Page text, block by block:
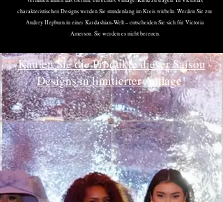
charakteristischen Designs werden Sie stundenlang im Kreis wirbeln. Werden Sie zur
Audrey Hepburn in einer Kardashian-Welt – entscheiden Sie sich für Victoria
Amerson. Sie werden es nicht bereuen.
Kaufen Sie die Produkte dieser Saison
Designs in limitierter Auflage!